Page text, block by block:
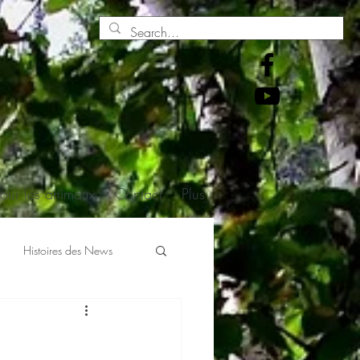
les animaux Contact Plus
Histoires des News
En écho à H. Gougaud